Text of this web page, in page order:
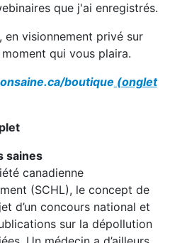
que j'ai enregistrés.
visionnement privé sur
qui vous plaira.
boutique (onglet
saines
canadienne
(SCHL), le concept de
d’un concours national et
sur la dépollution